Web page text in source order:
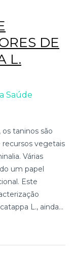
DE
L.
Saúde
taninos são
vegetais
Várias
um papel
Este
L., ainda...